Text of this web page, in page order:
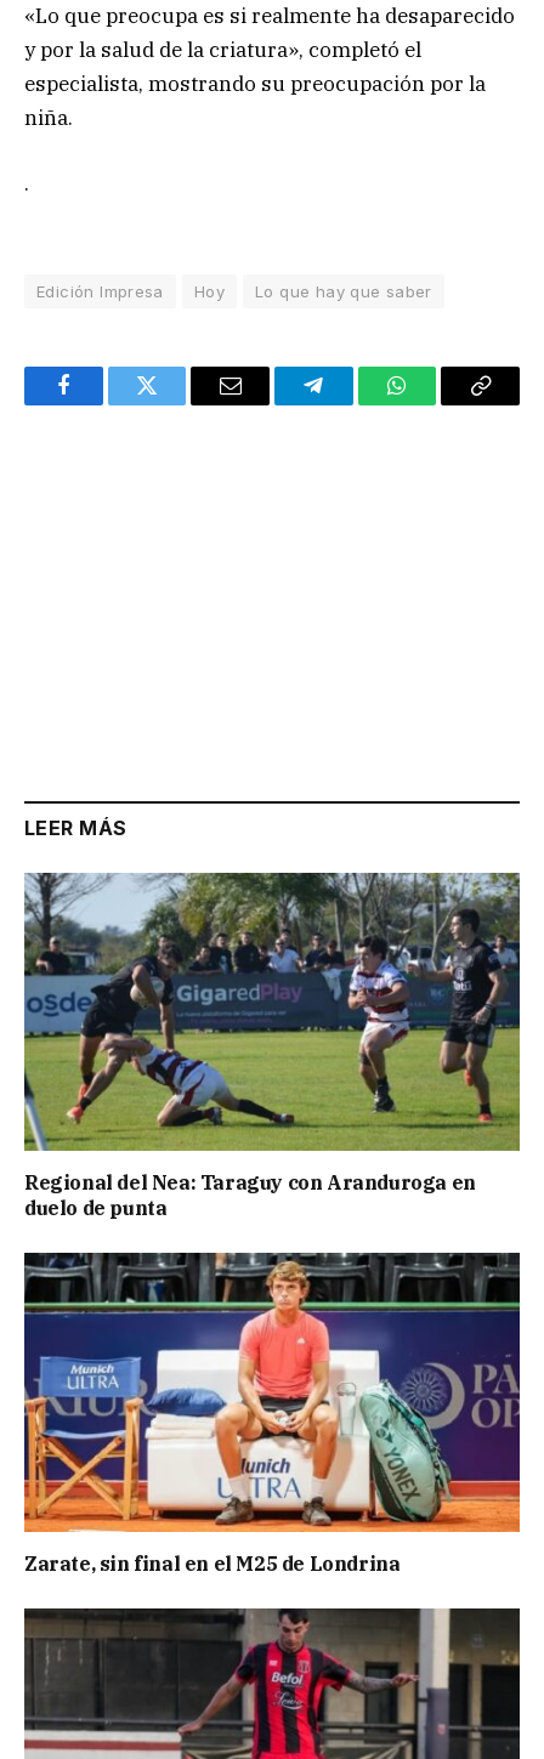
«Lo que preocupa es si realmente ha desaparecido
y por la salud de la criatura», completó el
especialista, mostrando su preocupación por la
niña.
.
Edición Impresa Hoy Lo que hay que saber
FacebookTwitter Email TelegramWhatsAppCopy
LEER MÁS
Regional del Nea: Taraguy con Aranduroga en
duelo de punta
Zarate, sin final en el M25 de Londrina